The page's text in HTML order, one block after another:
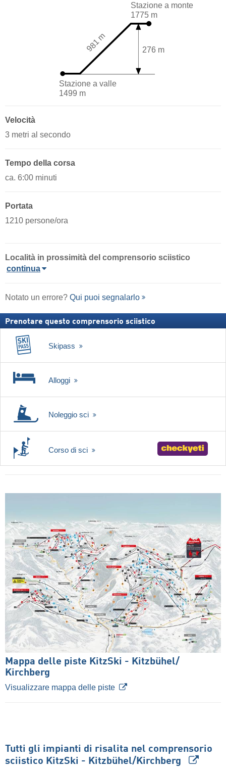
Stazione a valle
1499 m
Stazione a monte
1775 m
276 m
981 m
Velocità
3 metri al secondo
Tempo della corsa
ca. 6:00 minuti
Portata
1210 persone/ora
Località in prossimità del comprensorio sciistico
continua
Notato un errore? Qui puoi segnalarlo
Prenotare questo comprensorio sciistico
Skipass
Alloggi
Noleggio sci
Corso di sci
Mappa delle piste KitzSki - Kitzbühel/​
Kirchberg
Visualizzare mappa delle piste
Tutti gli impianti di risalita nel comprensorio
sciistico KitzSki - Kitzbühel/​Kirchberg